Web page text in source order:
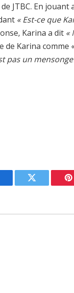
JTBC. En
« Est-ce que
Karina a dit «
de Karina comme
pas un
Twitter